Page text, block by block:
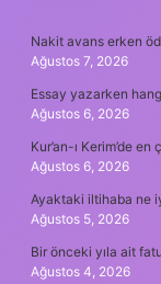
Nakit avans erken
Ağustos 7, 2026
Essay yazarken
Ağustos 6, 2026
Kur’an-ı Kerim’de
Ağustos 6, 2026
Ayaktaki iltihaba ne
Ağustos 5, 2026
Bir önceki yıla ait
Ağustos 4, 2026